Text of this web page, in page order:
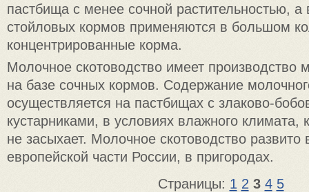
пастбища с менее сочной растительностью, а
стойловых кормов применяются в большом
концентрированные корма.
Молочное скотоводство имеет производство
на базе сочных кормов. Содержание
осуществляется на пастбищах с злаково-
кустарниками, в условиях влажного климата,
не засыхает. Молочное скотоводство развито
европейской части России, в пригородах.
Страницы: 1 2 3 4 5